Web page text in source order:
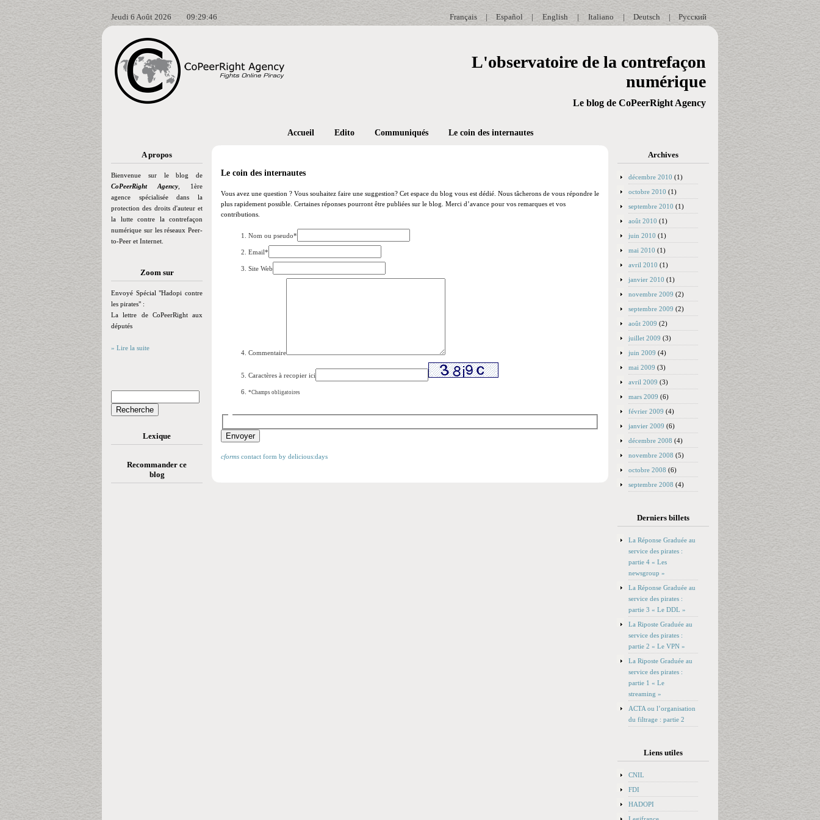
Jeudi 6 Août 2026 09:29:47 Русский
|
Deutsch
|
Italiano
|
English
|
Español
|
Français
L'observatoire de la contrefaçon
numérique
Le blog de CoPeerRight Agency
A propos
Bienvenue sur le blog de
CoPeerRight Agency , 1ère
agence spécialisée dans la
protection des droits d'auteur et
la lutte contre la contrefaçon
numérique sur les réseaux Peer-
to-Peer et Internet.
Zoom sur
Envoyé Spécial "Hadopi contre
les pirates" :
La lettre de CoPeerRight aux
députés
» Lire la suite
Lexique
Recommander ce
blog
Accueil Edito Communiqués Le coin des internautes
Le coin des internautes
Vous avez une question ? Vous souhaitez faire une suggestion? Cet espace du blog vous est dédié. Nous tâcherons de vous répondre le
plus rapidement possible. Certaines réponses pourront être publiées sur le blog. Merci d’avance pour vos remarques et vos
contributions.
Nom ou pseudo*
Email*
Site Web
Commentaire
Caractères à recopier ici
*Champs obligatoires
cforms contact form by delicious:days
Archives
décembre 2010 (1)
octobre 2010 (1)
septembre 2010 (1)
août 2010 (1)
juin 2010 (1)
mai 2010 (1)
avril 2010 (1)
janvier 2010 (1)
novembre 2009 (2)
septembre 2009 (2)
août 2009 (2)
juillet 2009 (3)
juin 2009 (4)
mai 2009 (3)
avril 2009 (3)
mars 2009 (6)
février 2009 (4)
janvier 2009 (6)
décembre 2008 (4)
novembre 2008 (5)
octobre 2008 (6)
septembre 2008 (4)
Derniers billets
La Réponse Graduée au
service des pirates :
partie 4 « Les
newsgroup »
La Réponse Graduée au
service des pirates :
partie 3 « Le DDL »
La Riposte Graduée au
service des pirates :
partie 2 « Le VPN »
La Riposte Graduée au
service des pirates :
partie 1 « Le
streaming »
ACTA ou l’organisation
du filtrage : partie 2
Liens utiles
CNIL
FDI
HADOPI